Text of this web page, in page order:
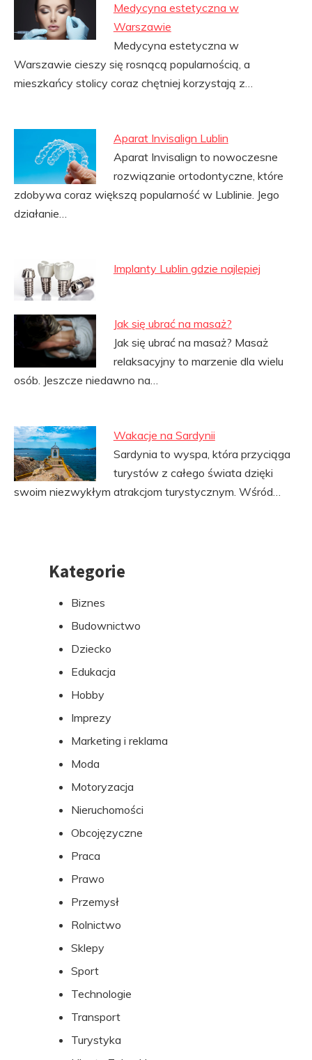
Medycyna estetyczna w
Warszawie
Medycyna estetyczna w
Warszawie cieszy się rosnącą popularnością, a
mieszkańcy stolicy coraz chętniej korzystają z…
Aparat Invisalign Lublin
Aparat Invisalign to nowoczesne
rozwiązanie ortodontyczne, które
zdobywa coraz większą popularność w Lublinie. Jego
działanie…
Implanty Lublin gdzie najlepiej
Jak się ubrać na masaż?
Jak się ubrać na masaż? Masaż
relaksacyjny to marzenie dla wielu
osób. Jeszcze niedawno na…
Wakacje na Sardynii
Sardynia to wyspa, która przyciąga
turystów z całego świata dzięki
swoim niezwykłym atrakcjom turystycznym. Wśród…
PrzejdźKategorie
Biznes
Budownictwo
Dziecko
Edukacja
Hobby
Imprezy
Marketing i reklama
Moda
Motoryzacja
Nieruchomości
Obcojęzyczne
Praca
Prawo
Przemysł
Rolnictwo
Sklepy
Sport
Technologie
Transport
Turystyka